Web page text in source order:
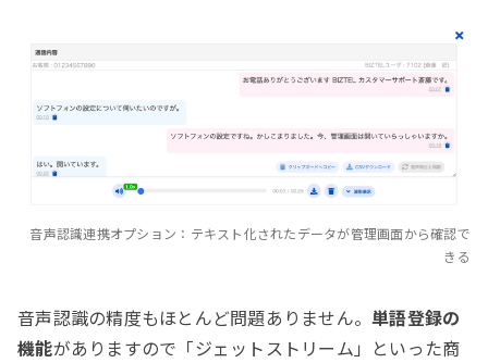
音声認識連携オプション：テキスト化されたデータが管理画面から確認で
きる
音声認識の精度もほとんど問題ありません。単語登録の
機能がありますので「ジェットストリーム」といった商